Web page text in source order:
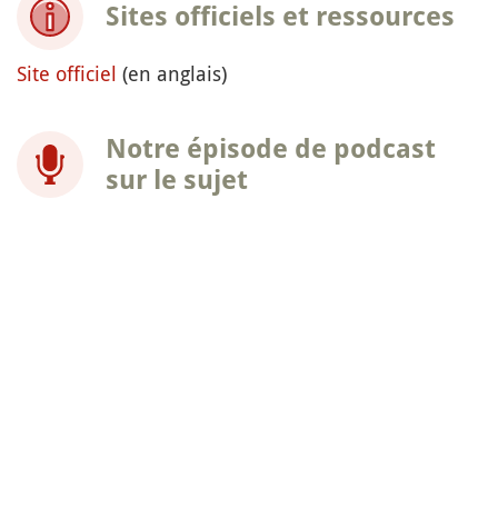
Sites officiels et ressources
Site officiel (en anglais)
Notre épisode de podcast
sur le sujet